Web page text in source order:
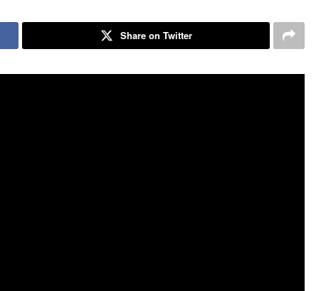
Share on Twitter